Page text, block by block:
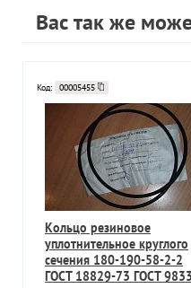
Вас так же
Код: 00005455
Кольцо резиновое
уплотнительное круглого
сечения 180-190-58-2-2
ГОСТ 18829-73 ГОСТ